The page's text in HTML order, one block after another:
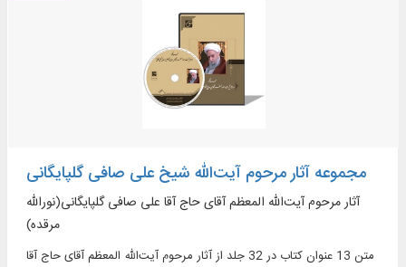
مجموعه آثار مرحوم آیت‌الله شیخ علی صافی گلپایگانی
آثار مرحوم آیت‌الله المعظم آقای حاج آقا علی صافی گلپایگانی(نورالله
مرقده)
متن 13 عنوان کتاب در 32 جلد از آثار مرحوم آیت‌الله المعظم آقای حاج آقا